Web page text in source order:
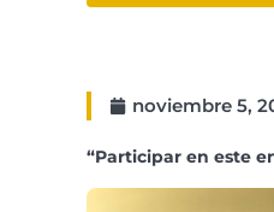
noviembre 5,
“Participar en este